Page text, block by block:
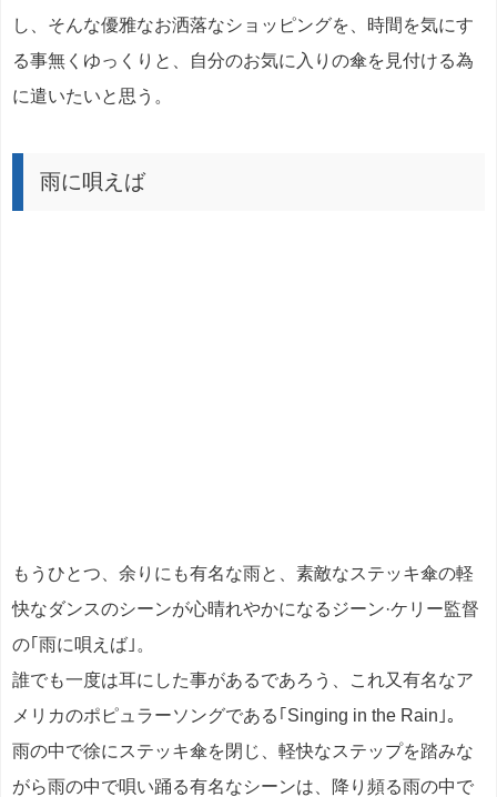
し、そんな優雅なお洒落なショッピングを、時間を気にす
る事無くゆっくりと、自分のお気に入りの傘を見付ける為
に遣いたいと思う。
雨に唄えば
もうひとつ、余りにも有名な雨と、素敵なステッキ傘の軽
快なダンスのシーンが心晴れやかになるジーン·ケリー監督
の｢雨に唄えば｣。
誰でも一度は耳にした事があるであろう、これ又有名なア
メリカのポピュラーソングである｢Singing in the Rain｣。
雨の中で徐にステッキ傘を閉じ、軽快なステップを踏みな
がら雨の中で唄い踊る有名なシーンは、降り頻る雨の中で